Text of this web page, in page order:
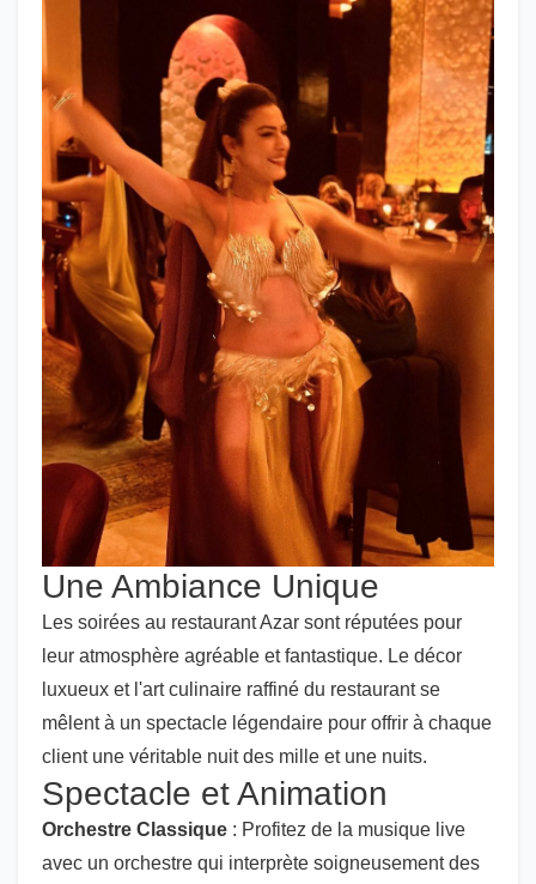
Une Ambiance Unique
Les soirées au restaurant Azar sont réputées pour
leur atmosphère agréable et fantastique. Le décor
luxueux et l'art culinaire raffiné du restaurant se
mêlent à un spectacle légendaire pour offrir à chaque
client une véritable nuit des mille et une nuits.
Spectacle et Animation
Orchestre Classique : Profitez de la musique live
avec un orchestre qui interprète soigneusement des